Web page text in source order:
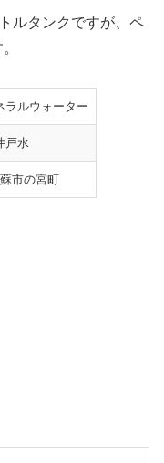
ルタンクですが、ペ
ラルウォーター
戸水
市の宮町